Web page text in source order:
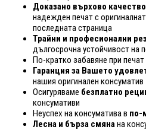
Доказано върхово качество
надежден печат с
последната страница
Трайни и професионални
дългосрочна устойчивост на
По-кратко забавяне при печат
Гаранция за Вашето
нашия оригинален консуматив
Осигуряваме безплатно
консумативи
Неуспех на консуматива в по-
Лесна и бърза смянана